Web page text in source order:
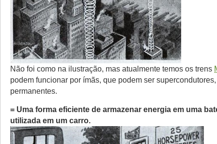
Não foi como na ilustração, mas atualmente temos os trens
podem funcionar por ímãs, que podem ser
permanentes.
= Uma forma eficiente de armazenar energia em uma
utilizada em um carro.